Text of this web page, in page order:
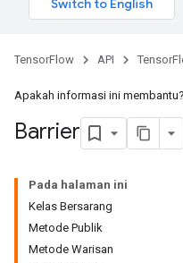
TensorFlow API
Apakah informasi ini membantu?
Barrier
Pada halaman ini
Kelas Bersarang
Metode Publik
Metode Warisan